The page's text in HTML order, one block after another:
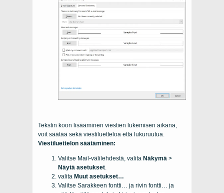
Tekstin koon lisääminen viestien lukemisen aikana,
voit säätää sekä viestiluetteloa että lukuruutua.
Viestiluettelon säätäminen:
Valitse Mail-välilehdestä, valita Näkymä >
Näytä asetukset.
valita Muut asetukset…
Valitse Sarakkeen fontti… ja rivin fontti… ja